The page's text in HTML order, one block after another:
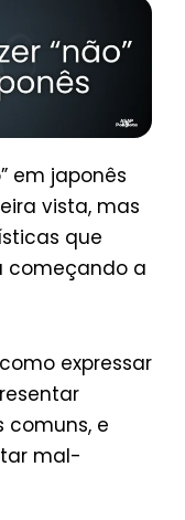
em japonês
vista, mas
que
começando a
expressar
comuns, e
mal-